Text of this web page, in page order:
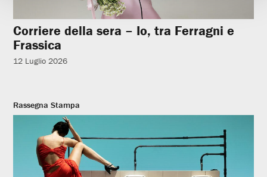
Corriere della sera – Io, tra Ferragni e
Frassica
12 Luglio 2026
Rassegna Stampa